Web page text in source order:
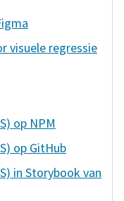
visuele regressie
op NPM
op GitHub
in Storybook van